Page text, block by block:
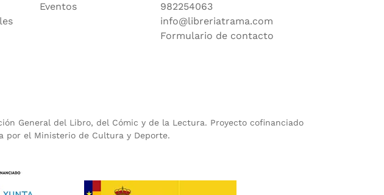
Eventos
982254063
info@libreriatrama.com
Formulario de contacto
General del Libro, del Cómic y de la Lectura. Proyecto cofinanciado
por el Ministerio de Cultura y Deporte.